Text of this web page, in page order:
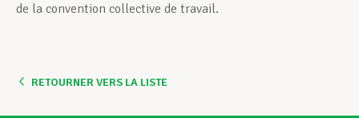
de la convention collective de travail.
RETOURNER VERS LA LISTE